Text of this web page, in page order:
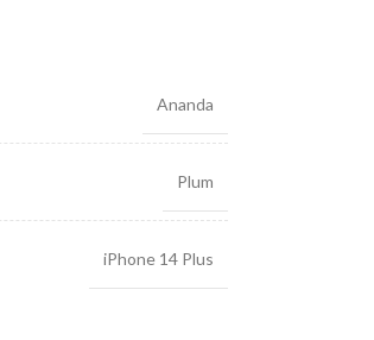
Ananda
Plum
iPhone 14 Plus